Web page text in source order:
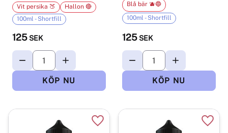
125 SEK
Vit persika 🍑
Hallon 🔴
100ml - Shortfill
125 SEK
Blå bär 🫐🔵
100ml - Shortfill
Lägg till i favoriter